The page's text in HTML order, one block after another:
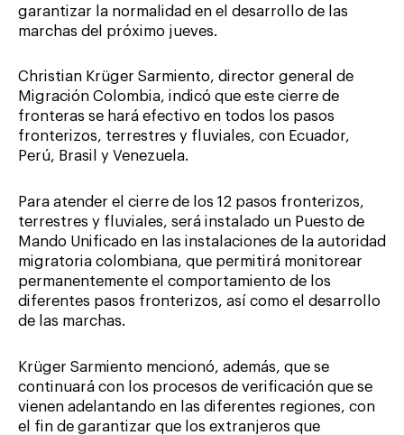
garantizar la normalidad en el desarrollo de las
marchas del próximo jueves.
Christian Krüger Sarmiento, director general de
Migración Colombia, indicó que este cierre de
fronteras se hará efectivo en todos los pasos
fronterizos, terrestres y fluviales, con Ecuador,
Perú, Brasil y Venezuela.
Para atender el cierre de los 12 pasos fronterizos,
terrestres y fluviales, será instalado un Puesto de
Mando Unificado en las instalaciones de la autoridad
migratoria colombiana, que permitirá monitorear
permanentemente el comportamiento de los
diferentes pasos fronterizos, así como el desarrollo
de las marchas.
Krüger Sarmiento mencionó, además, que se
continuará con los procesos de verificación que se
vienen adelantando en las diferentes regiones, con
el fin de garantizar que los extranjeros que